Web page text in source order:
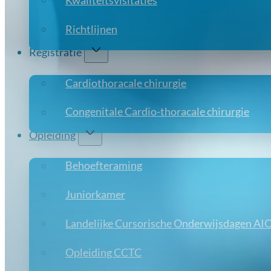
Richtlijnen
Registratie
Cardiothoracale chirurgie
Congenitale Cardio-thoracale chirurgie
Opleiding
Behoefteraming
Juniorkamer
Landelijke Cursorische Onderwijsdagen
Opleiding CCTC